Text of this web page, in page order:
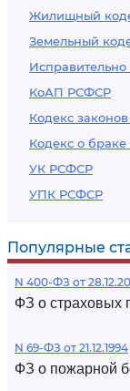
Жилищный
Земельный
КоАП РСФСР
Кодекс
Кодекс о
УК РСФСР
УПК РСФСР
Популярные
N 400-ФЗ от
ФЗ о страховых
N 69-ФЗ от 21.12.1994
ФЗ о пожарной